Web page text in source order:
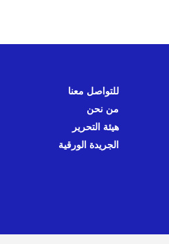
للتواصل معنا
من نحن
هيئة التحرير
الجريدة الورقية